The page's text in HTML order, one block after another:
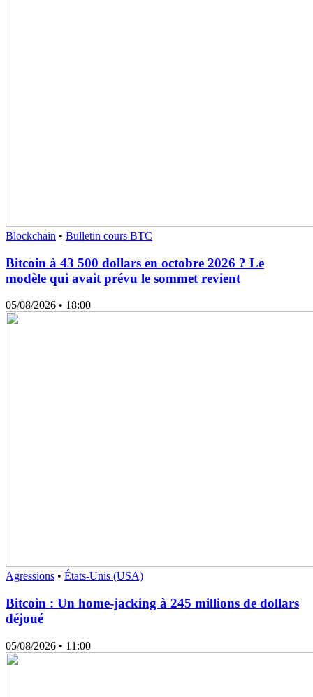
Blockchain • Bulletin cours BTC
Bitcoin à 43 500 dollars en octobre 2026 ? Le
modèle qui avait prévu le sommet revient
05/08/2026 • 18:00
Agressions • États-Unis (USA)
Bitcoin : Un home-jacking à 245 millions de dollars
déjoué
05/08/2026 • 11:00